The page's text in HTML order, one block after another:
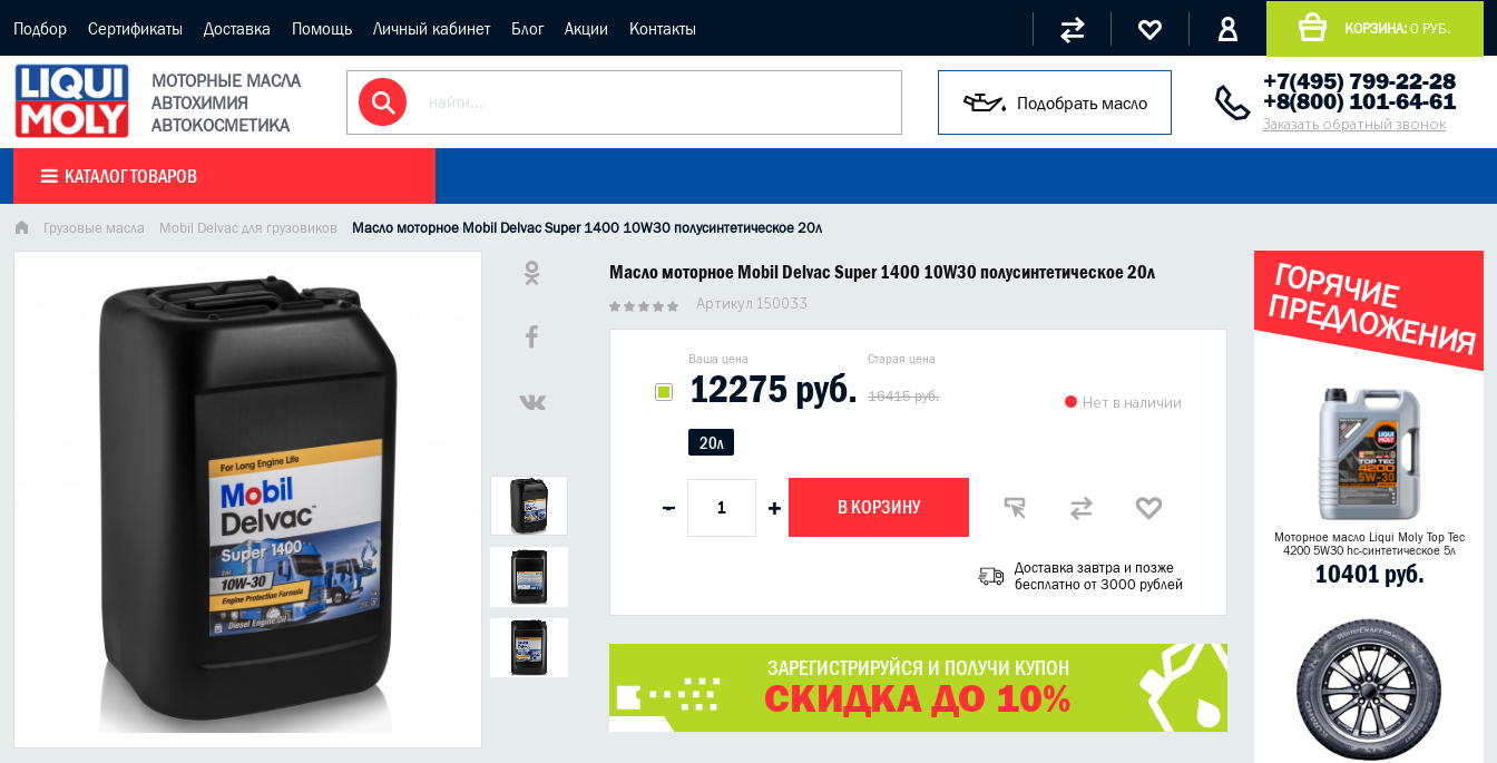
Подбор Сертификаты Доставка Помощь Личный кабинет Блог Акции Контакты КОРЗИНА: 0 РУБ.
МОТОРНЫЕ МАСЛА
АВТОХИМИЯ
АВТОКОСМЕТИКА
Подобрать масло
+7(495) 799-22-28
+8(800) 101-64-61
Заказать обратный звонок
КАТАЛОГ ТОВАРОВ
Грузовые масла Mobil Delvac для грузовиков Масло моторное Mobil Delvac Super 1400 10W30 полусинтетическое 20л
Масло моторное Mobil Delvac Super 1400 10W30 полусинтетическое 20л
Артикул 150033
Ваша цена Старая цена
12275 руб. 16415 руб. Нет в наличии
20л
- + В КОРЗИНУ
Доставка завтра и позже
бесплатно от 3000 рублей
ЗАРЕГИСТРИРУЙСЯ И ПОЛУЧИ КУПОН
СКИДКА ДО 10%
Г
О
Р
Я
Ч
И
Е
П
Р
Е
Д
Л
О
Ж
Е
Н
И
Я
Моторное масло Liqui Moly Top Tec
4200 5W30 hc-синтетическое 5л
10401 руб.